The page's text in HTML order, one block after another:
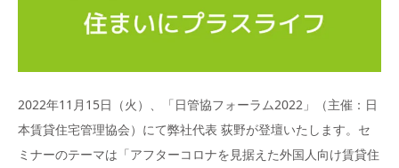
2022年11月15日（火）、「日管協フォーラム2022」（主催：日
本賃貸住宅管理協会）にて弊社代表 荻野が登壇いたします。セ
ミナーのテーマは「アフターコロナを見据えた外国人向け賃貸住